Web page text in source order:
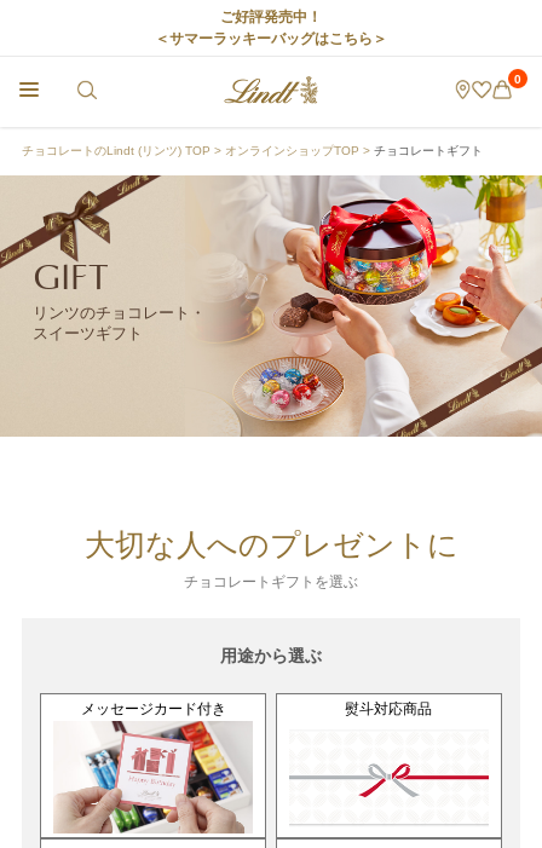
ご好評発売中！
＜サマーラッキーバッグはこちら＞
0
チョコレートのLindt (リンツ) TOP オンラインショップTOP チョコレートギフト
GIFT
リンツのチョコレート・
スイーツギフト
大切な人へのプレゼントに
チョコレートギフトを選ぶ
用途から選ぶ
メッセージカード付き 熨斗対応商品